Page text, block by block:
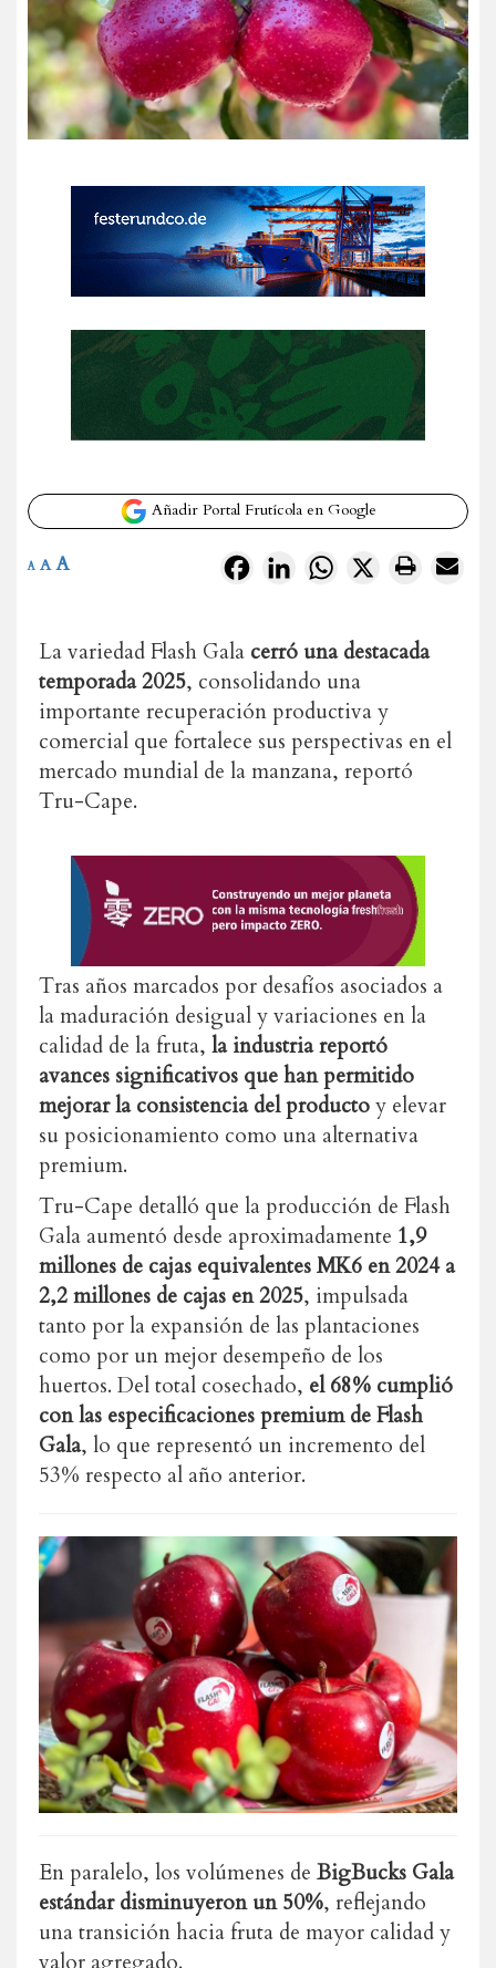
Añadir Portal Frutícola en Google
FacebookLinkedInWhatsApp
X
A A A
La variedad Flash Gala cerró una destacada
temporada 2025, consolidando una
importante recuperación productiva y
comercial que fortalece sus perspectivas en el
mercado mundial de la manzana, reportó
Tru-Cape.
Tras años marcados por desafíos asociados a
la maduración desigual y variaciones en la
calidad de la fruta, la industria reportó
avances significativos que han permitido
mejorar la consistencia del productoy elevar
su posicionamiento como una alternativa
premium.
Tru-Cape detalló que la producción de Flash
Gala aumentó desde aproximadamente 1,9
millones de cajas equivalentes MK6 en 2024 a
2,2 millones de cajas en 2025, impulsada
tanto por la expansión de las plantaciones
como por un mejor desempeño de los
huertos. Del total cosechado, el 68% cumplió
con las especificaciones premium de Flash
Gala, lo que representó un incremento del
53% respecto al año anterior.
En paralelo, los volúmenes de BigBucks Gala
estándar disminuyeron un 50%, reflejando
una transición hacia fruta de mayor calidad y